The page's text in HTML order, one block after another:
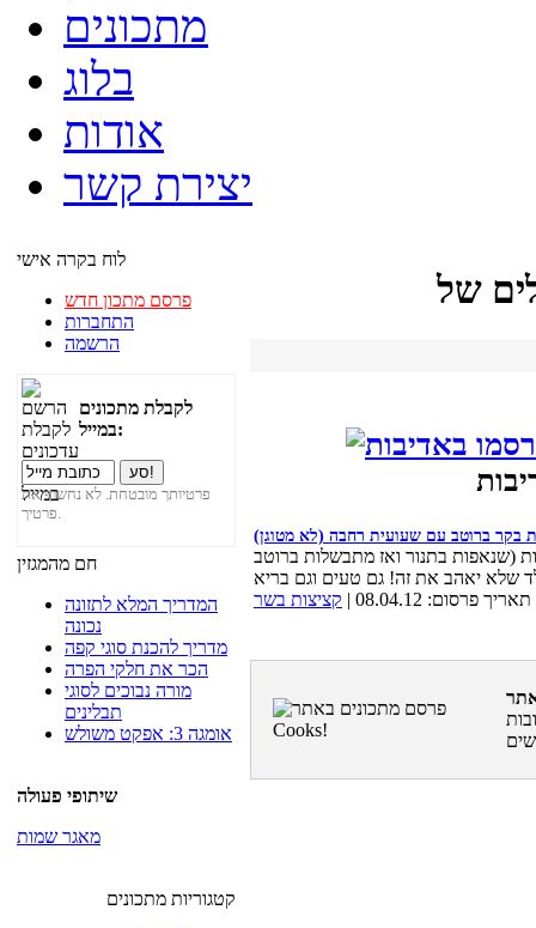
מתכונים
בלוג
אודות
יצירת קשר
לוח בקרה אישי
פרסם מתכון חדש
התחברות
הרשמה
לקבלת מתכונים
במייל:
פרטיותך מובטחת. לא נחשוף את
פרטיך.
חם מהמגזין
המדריך המלא לתזונה
נכונה
מדריך להכנת סוגי קפה
הכר את חלקי הפרה
מורה נבוכים לסוגי
תבלינים
אומגה 3: אפקט משולש
שיתופי פעולה
מאגר שמות
קטגוריות מתכונים
בקר ברוטב עם שעועית רחבה (לא מטוגן)
(שנאפות בתנור ואז מתבשלות ברוטב
תאריך פרסום: 08.04.12 | קציצות בשר